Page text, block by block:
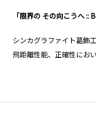
「限界の その向こうへ ::
シンカグラファイト葛飾
飛距離性能、正確性にお